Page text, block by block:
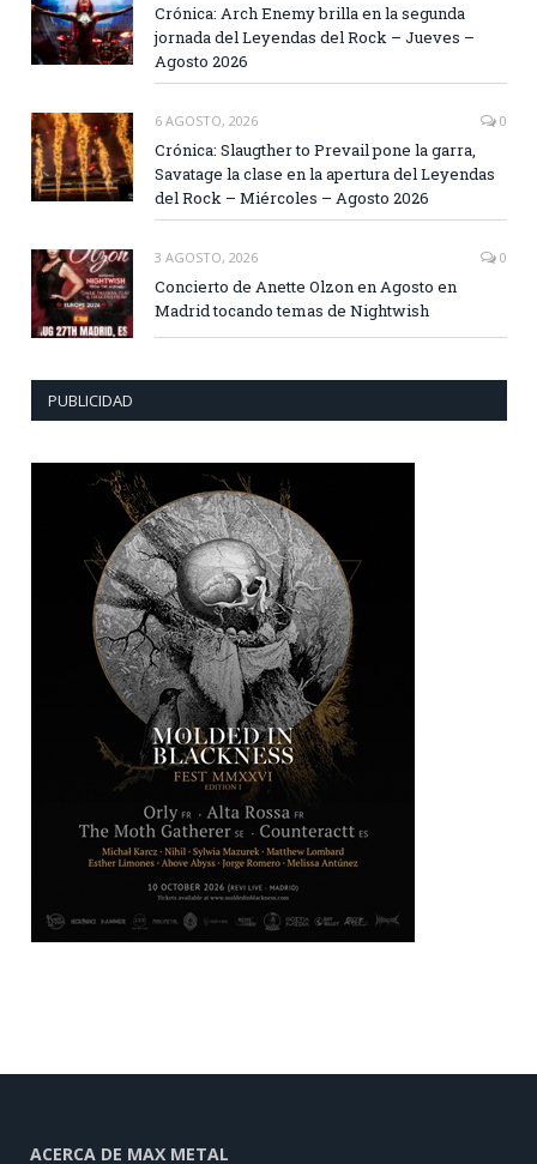
Crónica: Arch Enemy brilla en la segunda
jornada del Leyendas del Rock – Jueves –
Agosto 2026
6 AGOSTO, 2026 0
Crónica: Slaugther to Prevail pone la garra,
Savatage la clase en la apertura del Leyendas
del Rock – Miércoles – Agosto 2026
3 AGOSTO, 2026 0
Concierto de Anette Olzon en Agosto en
Madrid tocando temas de Nightwish
PUBLICIDAD
ACERCA DE MAX METAL